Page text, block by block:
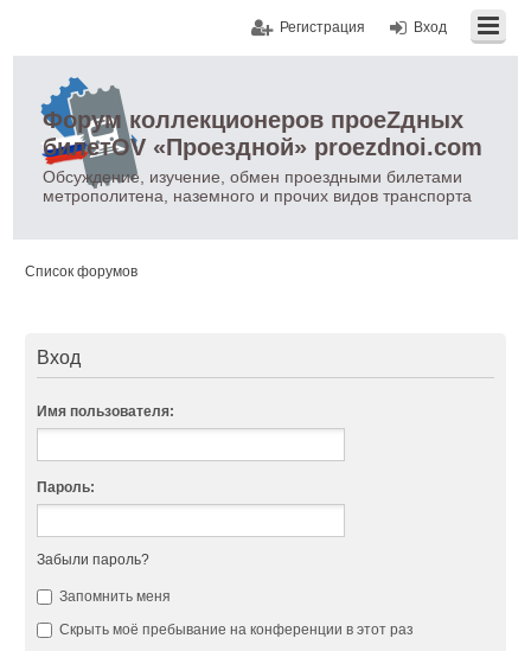
Вход
Регистрация
Форум коллекционеров проеZдных
билетOV «Проездной» proezdnoi.com
Обсуждение, изучение, обмен проездными билетами
метрополитена, наземного и прочих видов транспорта
Список форумов
Вход
Имя пользователя:
Пароль:
Забыли пароль?
Запомнить меня
Скрыть моё пребывание на конференции в этот раз